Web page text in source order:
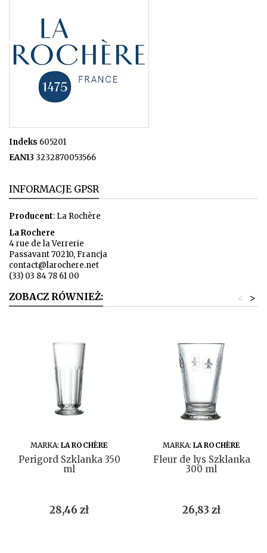
Indeks 605201
EAN13 3232870053566
INFORMACJE GPSR
Producent: La Rochère
La Rochere
4 rue de la Verrerie
Passavant 70210, Francja
contact@larochere.net
(33) 03 84 78 61 00
ZOBACZ RÓWNIEŻ: >
<
DO KOSZYKA
MARKA: LA ROCHÈRE
Perigord Szklanka 350
ml
Cena
28,46 zł
DO KOSZYKA
MARKA: LA ROCHÈRE
Fleur de lys Szklanka
300 ml
Cena
26,83 zł